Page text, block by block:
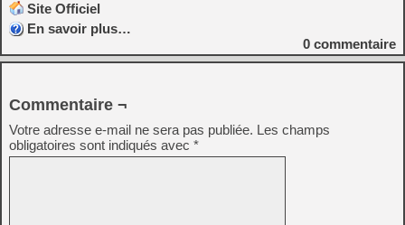
Site Officiel
En savoir plus…
0 commentaire
Commentaire ¬
Votre adresse e-mail ne sera pas publiée. Les champs
obligatoires sont indiqués avec *